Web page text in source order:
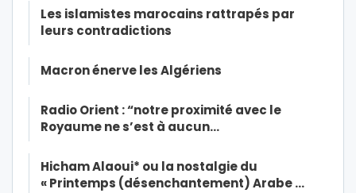
Les islamistes marocains rattrapés par
leurs contradictions
Macron énerve les Algériens
Radio Orient : “notre proximité avec le
Royaume ne s’est à aucun…
Hicham Alaoui* ou la nostalgie du
« Printemps (désenchantement) Arabe …